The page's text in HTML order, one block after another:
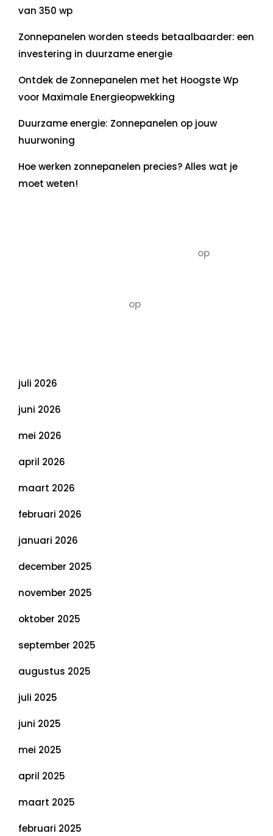
van 350 wp
Zonnepanelen worden steeds betaalbaarder: een
investering in duurzame energie
Ontdek de Zonnepanelen met het Hoogste Wp
voor Maximale Energieopwekking
Duurzame energie: Zonnepanelen op jouw
huurwoning
Hoe werken zonnepanelen precies? Alles wat je
moet weten!
op
op
juli 2026
juni 2026
mei 2026
april 2026
maart 2026
februari 2026
januari 2026
december 2025
november 2025
oktober 2025
september 2025
augustus 2025
juli 2025
juni 2025
mei 2025
april 2025
maart 2025
februari 2025